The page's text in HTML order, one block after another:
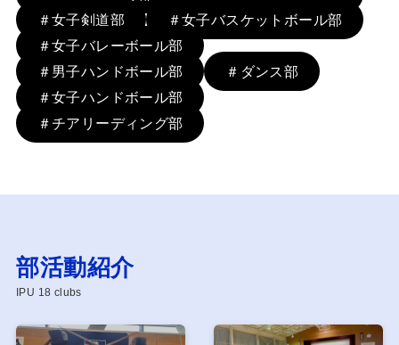
＃女子剣道部
＃女子バスケットボール部
＃女子バレーボール部
＃男子ハンドボール部
＃ダンス部
＃女子ハンドボール部
＃チアリーディング部
部活動紹介
IPU 18 clubs